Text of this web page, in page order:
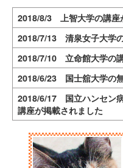
2018/8/3 上智大学の講座
2018/7/13 清泉女子大学
2018/7/10 立命館大学の
2018/6/23 国士舘大学の
2018/6/17 国立ハンセン
講座が掲載されました